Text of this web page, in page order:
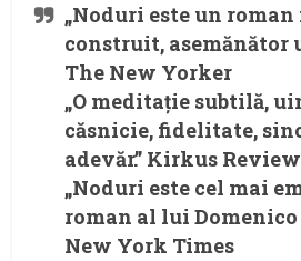
„Noduri este un
construit, asemănător
The New Yorker
„O meditaţie subtilă,
căsnicie, fidelitate,
adevăr.” Kirkus
„Noduri este cel mai
roman al lui Domenico
New York Times